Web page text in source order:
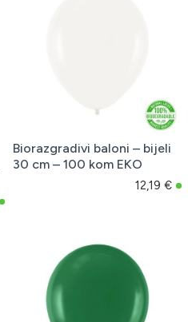
Biorazgradivi baloni – bijeli
30 cm – 100 kom EKO
12,19 €